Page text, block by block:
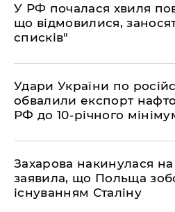
​У РФ почалася хвиля
що відмовилися,
списків"
​Удари України по
обвалили експорт
РФ до 10-річного
​Захарова накинулася
заявила, що Польща
існуванням Сталіну